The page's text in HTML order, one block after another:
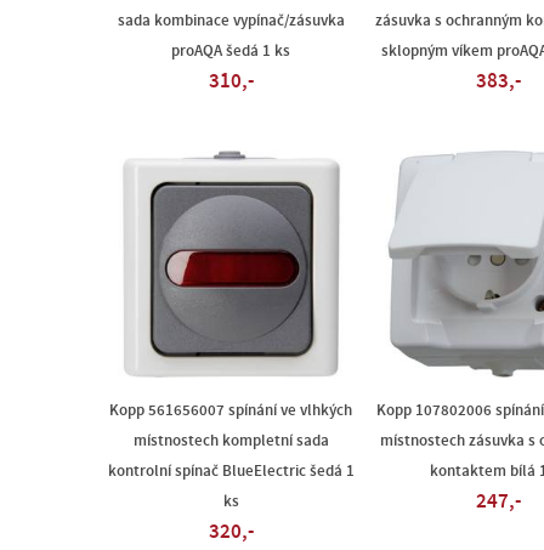
sada kombinace vypínač/zásuvka
proAQA šedá 1 ks
310,-
zásuvka s ochranným
sklopným víkem
383,-
Kopp 561656007 spínání ve vlhkých
místnostech kompletní sada
kontrolní spínač BlueElectric šedá 1
ks
320,-
Kopp 107802006
místnostech zásuvka s
kontaktem bílá
247,-